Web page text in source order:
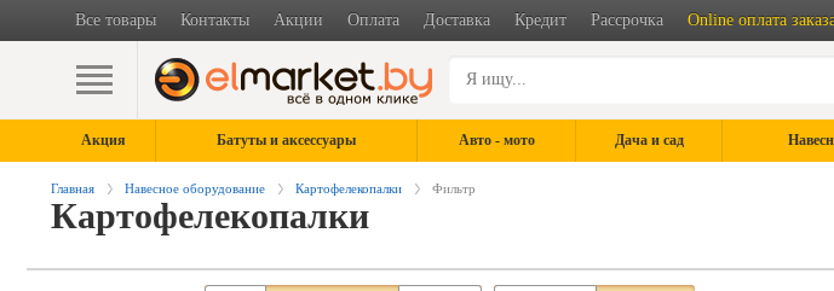
Все товары Контакты Акции Оплата Доставка Кредит Рассрочка Online оплата
Акция Батуты и аксессуары Авто - мото Дача и сад
Главная Навесное оборудование Картофелекопалки Фильтр
Картофелекопалки